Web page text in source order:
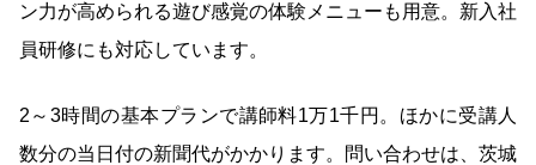
ン力が高められる遊び感覚の体験メニューも用意。新入社
員研修にも対応しています。
2～3時間の基本プランで講師料1万1千円。ほかに受講人
数分の当日付の新聞代がかかります。問い合わせは、茨城